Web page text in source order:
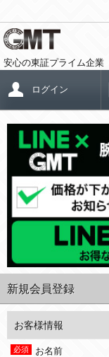
安心の東証プライム企業
ログイン
新規会員登録
お客様情報
お名前